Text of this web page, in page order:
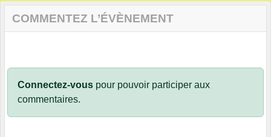
COMMENTEZ L’ÉVÈNEMENT
Connectez-vous pour pouvoir participer aux
commentaires.